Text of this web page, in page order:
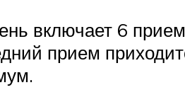
включает 6
прием